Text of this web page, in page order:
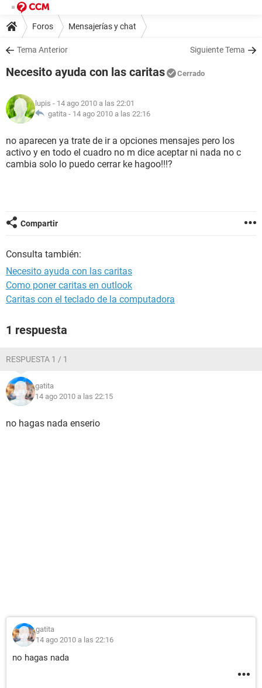
Foros Mensajerías y chat
Tema Anterior Siguiente Tema
Necesito ayuda con las caritas Cerrado
lupis - 14 ago 2010 a las 22:01
gatita - 14 ago 2010 a las 22:16
no aparecen ya trate de ir a opciones mensajes pero los
activo y en todo el cuadro no m dice aceptar ni nada no c
cambia solo lo puedo cerrar ke hagoo!!!?
Compartir
Consulta también:
Necesito ayuda con las caritas
Como poner caritas en outlook
Caritas con el teclado de la computadora
1 respuesta
RESPUESTA 1 / 1
gatita
14 ago 2010 a las 22:15
no hagas nada enserio
gatita
14 ago 2010 a las 22:16
no hagas nada